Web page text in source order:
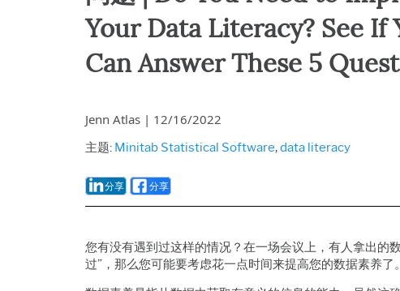
Your Data Literacy? See If
Can Answer These 5
Jenn Atlas | 12/16/2022
主题: Minitab Statistical Software,data literacy
分享 分享
您有没有遇到过这样的情况？在一场会议上，有人拿出的
过”，那么您可能要考虑花一点时间来提高您的数据素养了。